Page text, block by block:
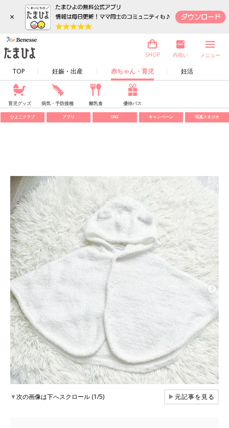
×
TOP 妊娠・出産 赤ちゃん・育児 妊活
SHOP 内祝い メニュー
育児グッズ 病気・予防接種 離乳食 優待パス
ひよこクラブ アプリ SNS キャンペーン 写真スタジオ
▼次の画像は下へスクロール (1/5) ▶元記事を見る